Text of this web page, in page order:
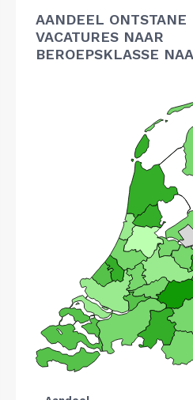
AANDEEL ONTSTANE
VACATURES NAAR
BEROEPSKLASSE